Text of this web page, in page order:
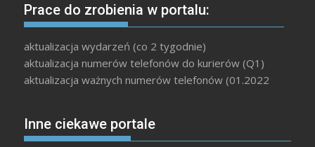
Prace do zrobienia w portalu:
aktualizacja wydarzeń (co 2 tygodnie)
aktualizacja numerów telefonów do kurierów (Q1)
aktualizacja ważnych numerów telefonów (01.2022
Inne ciekawe portale